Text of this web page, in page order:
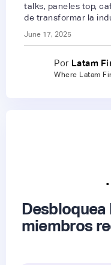
talks, paneles top,
de transformar la
June 17, 2025
Por Latam
Where Latam
miembros